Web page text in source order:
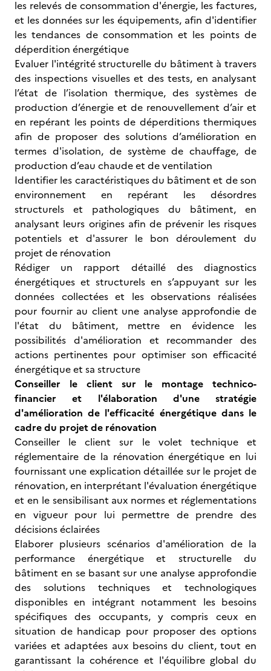
les relevés de consommation d'énergie, les factures,
et les données sur les équipements, afin d'identifier
les tendances de consommation et les points de
déperdition énergétique
Evaluer l'intégrité structurelle du bâtiment à travers
des inspections visuelles et des tests, en analysant
l’état de l’isolation thermique, des systèmes de
production d’énergie et de renouvellement d’air et
en repérant les points de déperditions thermiques
afin de proposer des solutions d’amélioration en
termes d'isolation, de système de chauffage, de
production d’eau chaude et de ventilation
Identifier les caractéristiques du bâtiment et de son
environnement en repérant les désordres
structurels et pathologiques du bâtiment, en
analysant leurs origines afin de prévenir les risques
potentiels et d'assurer le bon déroulement du
projet de rénovation
Rédiger un rapport détaillé des diagnostics
énergétiques et structurels en s’appuyant sur les
données collectées et les observations réalisées
pour fournir au client une analyse approfondie de
l'état du bâtiment, mettre en évidence les
possibilités d'amélioration et recommander des
actions pertinentes pour optimiser son efficacité
énergétique et sa structure
Conseiller le client sur le montage technico-
financier et l'élaboration d'une stratégie
d'amélioration de l'efficacité énergétique dans le
cadre du projet de rénovation
Conseiller le client sur le volet technique et
réglementaire de la rénovation énergétique en lui
fournissant une explication détaillée sur le projet de
rénovation, en interprétant l'évaluation énergétique
et en le sensibilisant aux normes et réglementations
en vigueur pour lui permettre de prendre des
décisions éclairées
Elaborer plusieurs scénarios d'amélioration de la
performance énergétique et structurelle du
bâtiment en se basant sur une analyse approfondie
des solutions techniques et technologiques
disponibles en intégrant notamment les besoins
spécifiques des occupants, y compris ceux en
situation de handicap pour proposer des options
variées et adaptées aux besoins du client, tout en
garantissant la cohérence et l'équilibre global du